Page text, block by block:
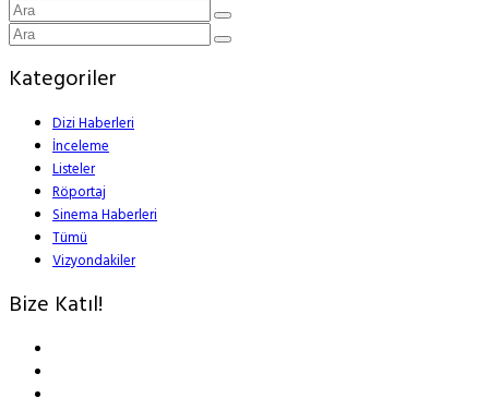
Kategoriler
Dizi Haberleri
İnceleme
Listeler
Röportaj
Sinema Haberleri
Tümü
Vizyondakiler
Bize Katıl!